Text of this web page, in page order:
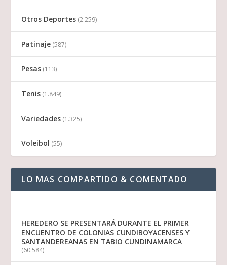
Otros Deportes (2.259)
Patinaje (587)
Pesas (113)
Tenis (1.849)
Variedades (1.325)
Voleibol (55)
LO MAS COMPARTIDO & COMENTADO
HEREDERO SE PRESENTARÁ DURANTE EL PRIMER
ENCUENTRO DE COLONIAS CUNDIBOYACENSES Y
SANTANDEREANAS EN TABIO CUNDINAMARCA
(60.584)